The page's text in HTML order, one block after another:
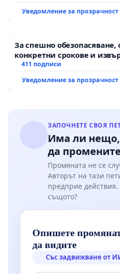
Уведомление за прозрачност
За спешно обезопасяване,
конкретни срокове и
рехабилитация на
Мирово - к.к. Момин проход
411 подписи
Уведомление за прозрачност
ЗАПОЧНЕТЕ СВОЯ
Има ли нещо,
да
Промяната не се
Авторът на тази
предприе
същото?
Опишете
да видите
Със задвижване от